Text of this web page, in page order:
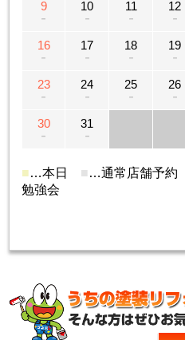
9
－
10
－
11
－
12
－
16
－
17
－
18
－
19
－
23
－
24
－
25
－
26
－
30
－
31
－
■…本日 ■ …通常店舗予約
勉強会